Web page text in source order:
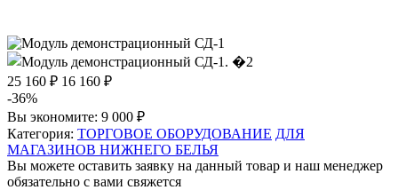
25 160 ₽ 16 160 ₽
-36%
Вы экономите: 9 000 ₽
Категория: ТОРГОВОЕ ОБОРУДОВАНИЕ ДЛЯ
МАГАЗИНОВ НИЖНЕГО БЕЛЬЯ
Вы можете оставить заявку на данный товар и наш менеджер
обязательно с вами свяжется